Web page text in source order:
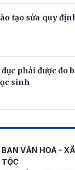
tạo sửa quy
phải được đo
sinh
BAN VĂN HOÁ -
TỘC